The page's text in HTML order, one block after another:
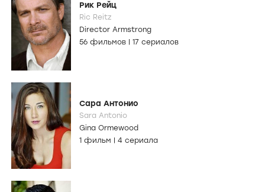
Рик Рейц
Ric Reitz
Director Armstrong
56 фильмов
17 сериалов
Сара Антонио
Sara Antonio
Gina Ormewood
1 фильм
4 сериала